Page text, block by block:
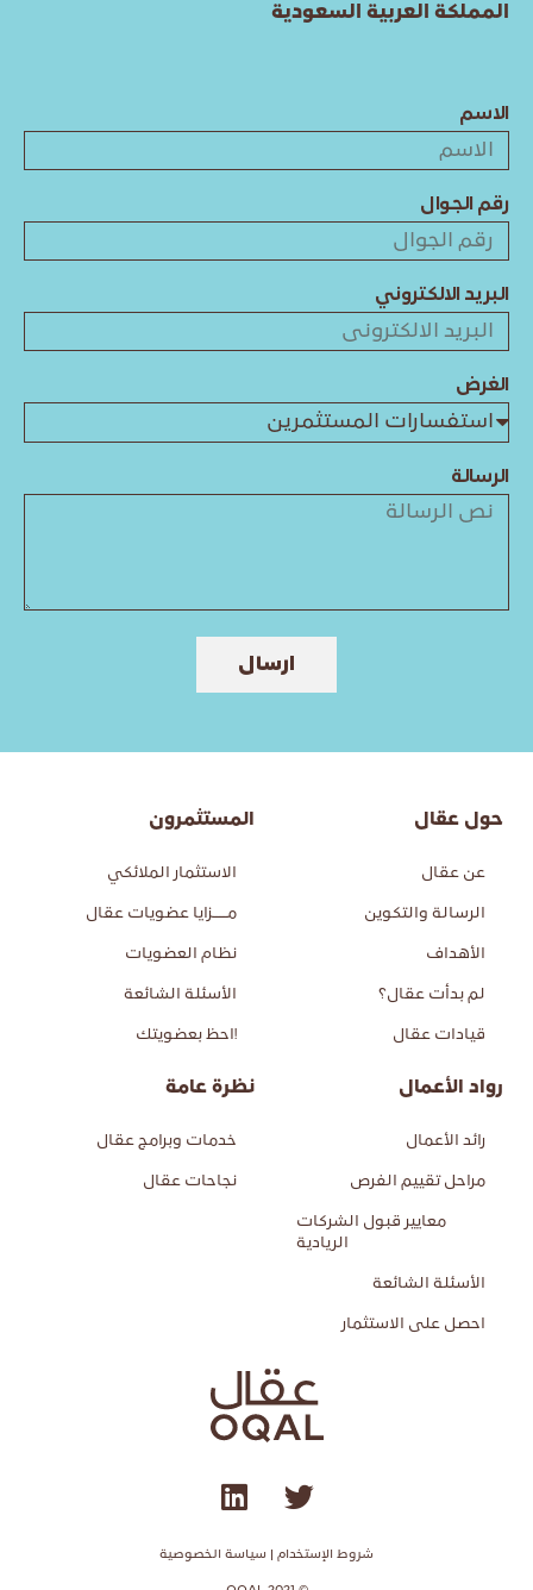
المملكة العربية السعودية
الاسم
رقم الجوال
البريد الالكتروني
الغرض
الرسالة
ارسال
شروط الإستخدام | سياسة الخصوصية
نظرة عامة
خدمات وبرامج عقال
نجاحات عقال
رواد الأعمال
رائد الأعمال
مراحل تقييم الفرص
معايير قبول الشركات
الريادية
الأسئلة الشائعة
احصل على الاستثمار​
المستثمرون
الاستثمار الملائكي
مــــزايا عضويات عقال
نظام العضويات
الأسئلة الشائعة
!احظ بعضويتك
حول عقال
عن عقال
الرسالة والتكوين
الأهداف
لم بدأت عقال؟
قيادات عقال